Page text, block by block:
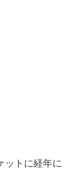
ットに経年に